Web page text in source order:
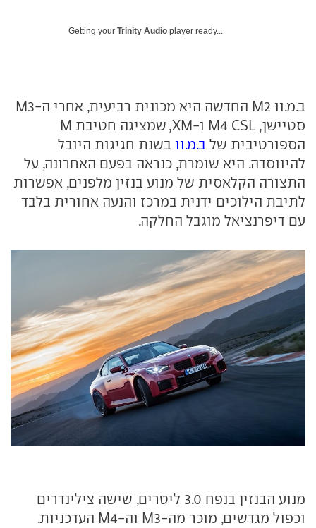
Getting your Trinity Audio player ready...
ב.מ.וו M2 החדשה היא מכונית רביעית, אחרי ה-M3
סטיישן, M4 CSL ו-XM, שמציגה חטיבת M
הספורטיבית של ב.מ.וו בשנת חגיגות היובל
להיווסדה. היא שומרת, כנראה בפעם האחרונה, על
התצורה הקלאסית של מנוע בנזין מלפנים, אפשרות
לתיבת הילוכים ידנית במרכז והנעה אחורית בלבד
עם דיפרנציאל מוגבל החלקה.
מנוע הבנזין בנפח 3.0 ליטרים, שישה צילינדרים
וכפול מגדשים, מוכר מה-M3 וה-M4 העדכניות.